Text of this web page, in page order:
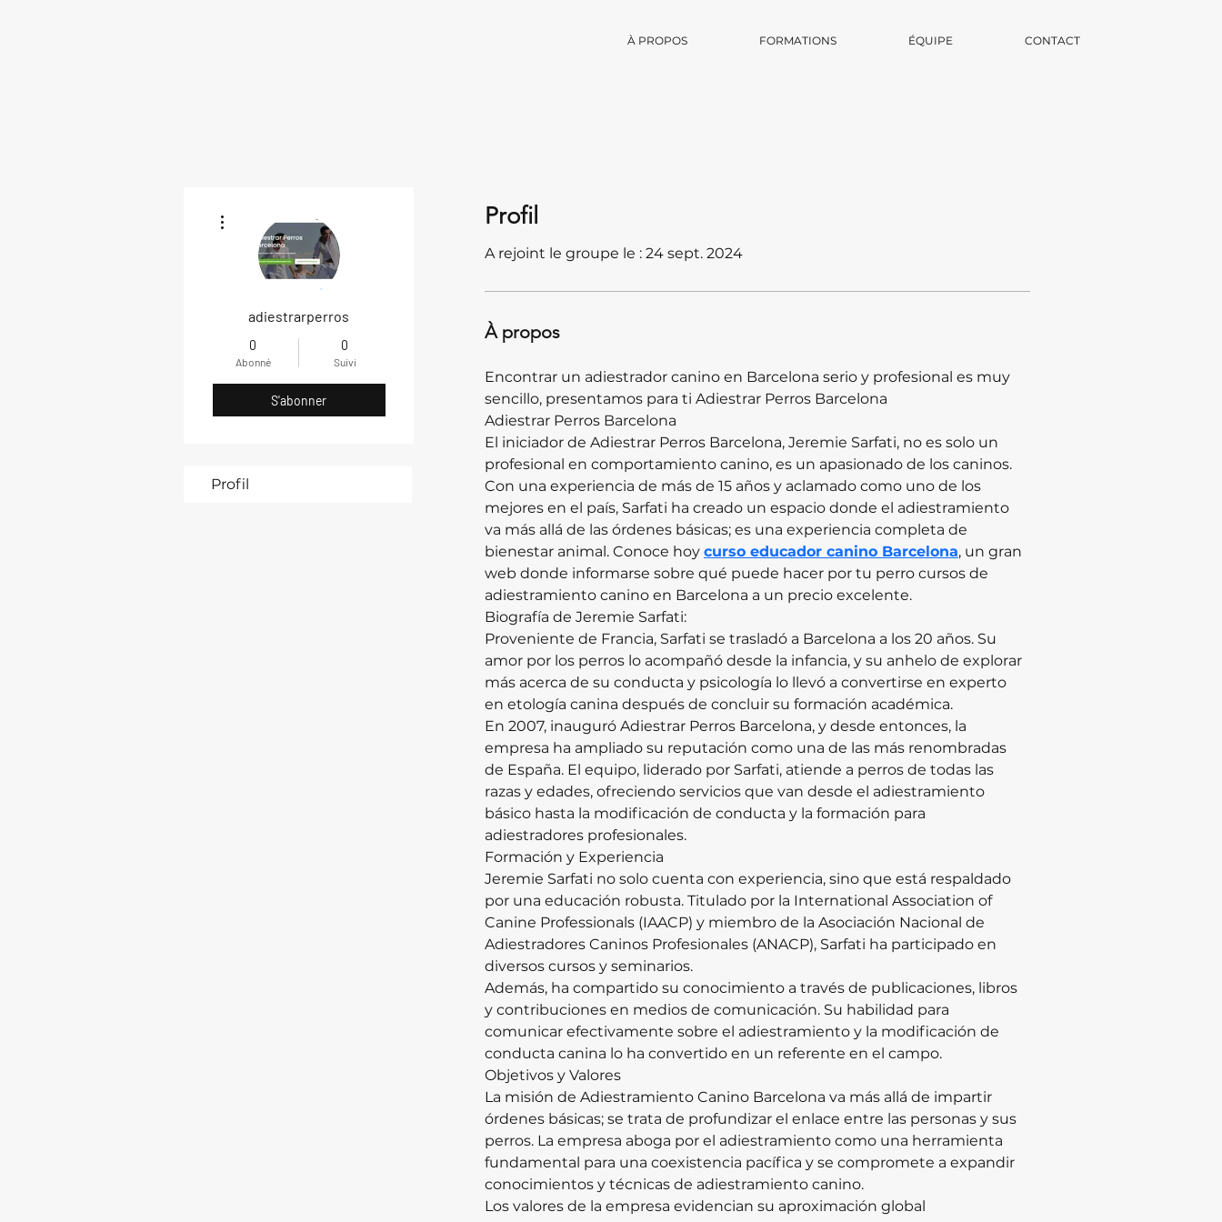
À PROPOS FORMATIONS ÉQUIPE CONTACT
Profil
A rejoint le groupe le : 24 sept. 2024
À propos
Encontrar un adiestrador canino en Barcelona serio y profesional es muy
sencillo, presentamos para ti Adiestrar Perros Barcelona
Adiestrar Perros Barcelona
El iniciador de Adiestrar Perros Barcelona, Jeremie Sarfati, no es solo un
profesional en comportamiento canino, es un apasionado de los caninos.
Con una experiencia de más de 15 años y aclamado como uno de los
mejores en el país, Sarfati ha creado un espacio donde el adiestramiento
va más allá de las órdenes básicas; es una experiencia completa de
bienestar animal. Conoce hoy curso educador canino Barcelona, un gran
web donde informarse sobre qué puede hacer por tu perro cursos de
adiestramiento canino en Barcelona a un precio excelente.
Biografía de Jeremie Sarfati:
Proveniente de Francia, Sarfati se trasladó a Barcelona a los 20 años. Su
amor por los perros lo acompañó desde la infancia, y su anhelo de explorar
más acerca de su conducta y psicología lo llevó a convertirse en experto
en etología canina después de concluir su formación académica.
En 2007, inauguró Adiestrar Perros Barcelona, y desde entonces, la
empresa ha ampliado su reputación como una de las más renombradas
de España. El equipo, liderado por Sarfati, atiende a perros de todas las
razas y edades, ofreciendo servicios que van desde el adiestramiento
básico hasta la modificación de conducta y la formación para
adiestradores profesionales.
Formación y Experiencia
Jeremie Sarfati no solo cuenta con experiencia, sino que está respaldado
por una educación robusta. Titulado por la International Association of
Canine Professionals (IAACP) y miembro de la Asociación Nacional de
Adiestradores Caninos Profesionales (ANACP), Sarfati ha participado en
diversos cursos y seminarios.
Además, ha compartido su conocimiento a través de publicaciones, libros
y contribuciones en medios de comunicación. Su habilidad para
comunicar efectivamente sobre el adiestramiento y la modificación de
conducta canina lo ha convertido en un referente en el campo.
Objetivos y Valores
La misión de Adiestramiento Canino Barcelona va más allá de impartir
órdenes básicas; se trata de profundizar el enlace entre las personas y sus
perros. La empresa aboga por el adiestramiento como una herramienta
fundamental para una coexistencia pacífica y se compromete a expandir
conocimientos y técnicas de adiestramiento canino.
Los valores de la empresa evidencian su aproximación global
adiestrarperros
0
Abonné
0
Suivi
S'abonner
Profil